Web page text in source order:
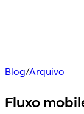
Blog/Arquivo
Fluxo